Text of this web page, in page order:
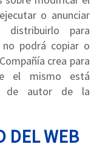
o anunciar
distribuirlo para
podrá copiar o
crea para
el mismo está
de autor de la
DEL WEB